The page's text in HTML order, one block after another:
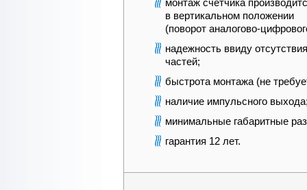
монтаж счетчика
в вертикальном положении
(поворот аналогово-
надежность ввиду
частей;
быстрота монтажа (не
наличие импульсного
минимальные габаритные
гарантия 12 лет.